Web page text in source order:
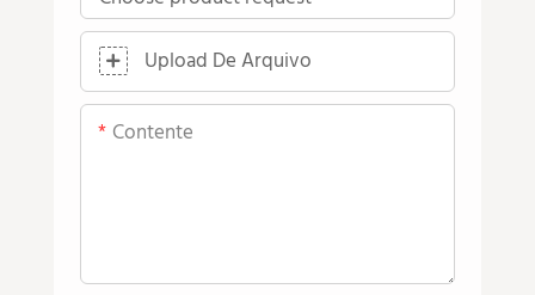
Upload De Arquivo
Contente